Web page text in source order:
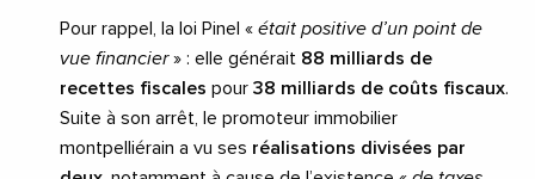
Pour rappel, la loi Pinel « était positive d’un point de
vue financier» : elle générait 88 milliards de
recettes fiscales pour 38 milliards de coûts fiscaux.
Suite à son arrêt, le promoteur immobilier
montpelliérain a vu ses réalisations divisées par